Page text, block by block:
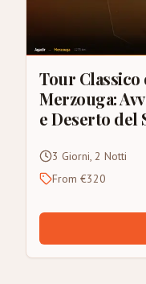
Tour Classico
Merzouga:
e Deserto del
3 Giorni, 2 Notti
From €320